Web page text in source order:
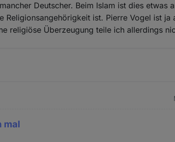
Deutscher. Beim Islam ist dies etwas
Religionsangehörigkeit ist. Pierre Vogel ist ja
religiöse Überzeugung teile ich allerdings
mal